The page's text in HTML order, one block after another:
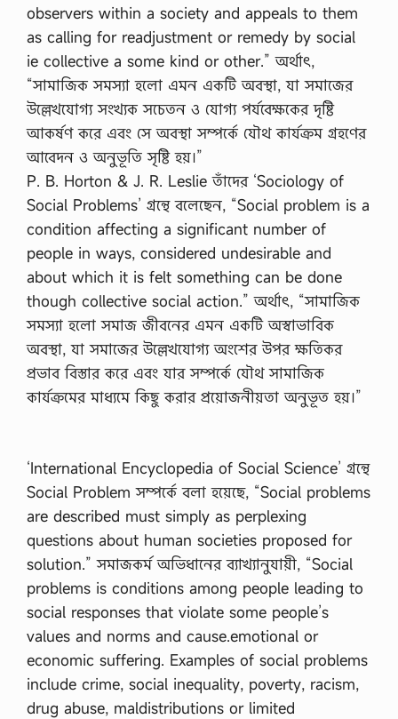
observers within a society and appeals to them
as calling for readjustment or remedy by social
ie collective a some kind or other.” অর্থাৎ,
“সামাজিক সমস্যা হলো এমন একটি অবস্থা, যা সমাজের
উল্লেখযোগ্য সংখ্যক সচেতন ও যোগ্য পর্যবেক্ষকের দৃষ্টি
আকর্ষণ করে এবং সে অবস্থা সম্পর্কে যৌথ কার্যক্রম গ্রহণের
আবেদন ও অনুভূতি সৃষ্টি হয়।”
P. B. Horton & J. R. Leslie তাঁদের ‘Sociology of
Social Problems’ গ্রন্থে বলেছেন, “Social problem is a
condition affecting a significant number of
people in ways, considered undesirable and
about which it is felt something can be done
though collective social action.” অর্থাৎ, “সামাজিক
সমস্যা হলো সমাজ জীবনের এমন একটি অস্বাভাবিক
অবস্থা, যা সমাজের উল্লেখযোগ্য অংশের উপর ক্ষতিকর
প্রভাব বিস্তার করে এবং যার সম্পর্কে যৌথ সামাজিক
কার্যক্রমের মাধ্যমে কিছু করার প্রয়োজনীয়তা অনুভূত হয়।”
‘International Encyclopedia of Social Science’ গ্রন্থে
Social Problem সম্পর্কে বলা হয়েছে, “Social problems
are described must simply as perplexing
questions about human societies proposed for
solution.” সমাজকর্ম অভিধানের ব্যাখ্যানুযায়ী, “Social
problems is conditions among people leading to
social responses that violate some people’s
values and norms and cause.emotional or
economic suffering. Examples of social problems
include crime, social inequality, poverty, racism,
drug abuse, maldistributions or limited